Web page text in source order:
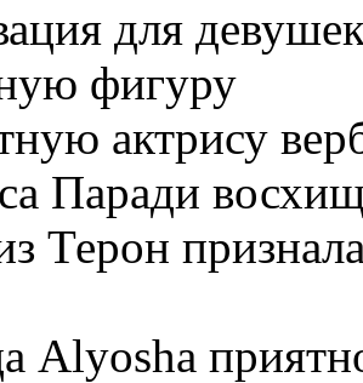
для
фигуру
актрису
Паради
Терон
Alyosha